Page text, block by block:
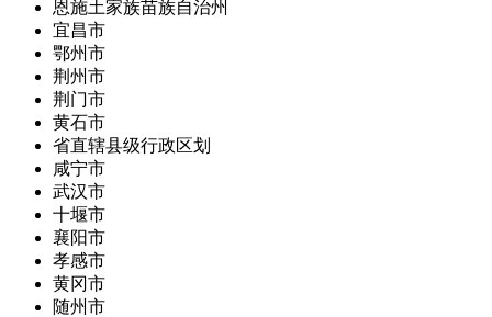
恩施土家族苗族自治州
宜昌市
鄂州市
荆州市
荆门市
黄石市
省直辖县级行政区划
咸宁市
武汉市
十堰市
襄阳市
孝感市
黄冈市
随州市